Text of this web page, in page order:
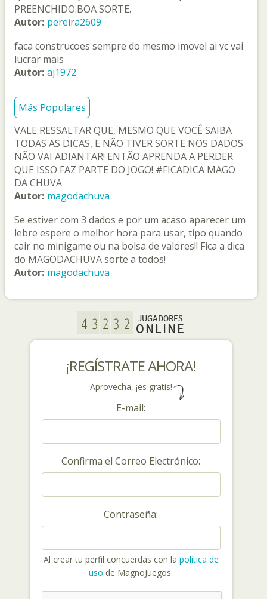
PREENCHIDO.BOA SORTE.
Autor: pereira2609
faca construcoes sempre do mesmo imovel ai vc vai
lucrar mais
Autor: aj1972
Más Populares
VALE RESSALTAR QUE, MESMO QUE VOCÊ SAIBA
TODAS AS DICAS, E NÃO TIVER SORTE NOS DADOS
NÃO VAI ADIANTAR! ENTÃO APRENDA A PERDER
QUE ISSO FAZ PARTE DO JOGO! #FICADICA MAGO
DA CHUVA
Autor: magodachuva
Se estiver com 3 dados e por um acaso aparecer um
lebre espere o melhor hora para usar, tipo quando
cair no minigame ou na bolsa de valores!! Fica a dica
do MAGODACHUVA sorte a todos!
Autor: magodachuva
JUGADORES
ONLINE
¡REGÍSTRATE AHORA!
Aprovecha, ¡es gratis!
E-mail:
Confirma el Correo Electrónico:
Contraseña:
Al crear tu perfil concuerdas con la política de
uso de MagnoJuegos.